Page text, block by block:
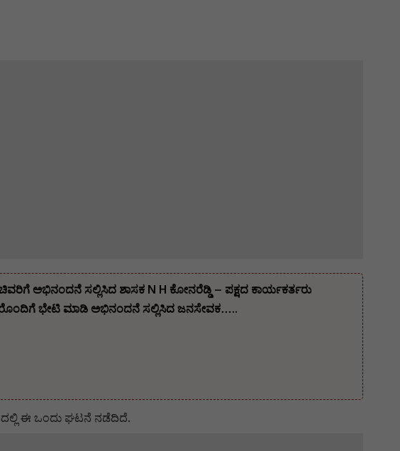
ಅಭಿನಂದನೆ ಸಲ್ಲಿಸಿದ ಶಾಸಕ N H ಕೋನರೆಡ್ಡಿ – ಪಕ್ಷದ ಕಾರ್ಯಕರ್ತರು
ಭೇಟಿ ಮಾಡಿ ಅಭಿನಂದನೆ ಸಲ್ಲಿಸಿದ ಜನಸೇವಕ…..
ಈ ಒಂದು ಘಟನೆ ನಡೆದಿದೆ.